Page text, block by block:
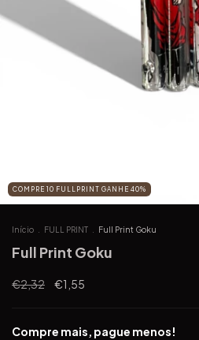
COMPRE 10 FULLPRINT GANHE 40%
Início FULL PRINT Full Print Goku
Full Print Goku
€2,32 €1,55
Compre mais, pague menos!